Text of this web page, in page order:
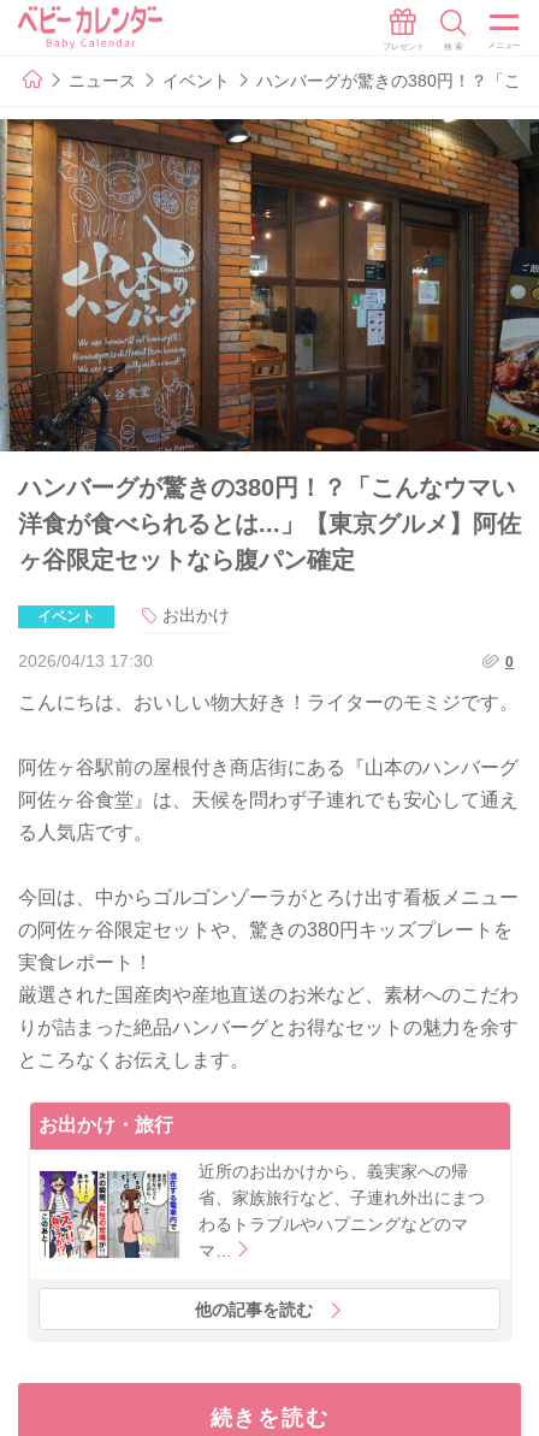
ニュース イベント ハンバーグが驚きの380円！？「こ
ハンバーグが驚きの380円！？「こんなウマい
洋食が食べられるとは...」【東京グルメ】阿佐
ヶ谷限定セットなら腹パン確定
イベント お出かけ
2026/04/13 17:30 0
こんにちは、おいしい物大好き！ライターのモミジです。
阿佐ヶ谷駅前の屋根付き商店街にある『山本のハンバーグ
阿佐ヶ谷食堂』は、天候を問わず子連れでも安心して通え
る人気店です。
今回は、中からゴルゴンゾーラがとろけ出す看板メニュー
の阿佐ヶ谷限定セットや、驚きの380円キッズプレートを
実食レポート！
厳選された国産肉や産地直送のお米など、素材へのこだわ
りが詰まった絶品ハンバーグとお得なセットの魅力を余す
ところなくお伝えします。
お出かけ・旅行
近所のお出かけから、義実家への帰
省、家族旅行など、子連れ外出にまつ
わるトラブルやハプニングなどのマ
マ…
他の記事を読む
続きを読む